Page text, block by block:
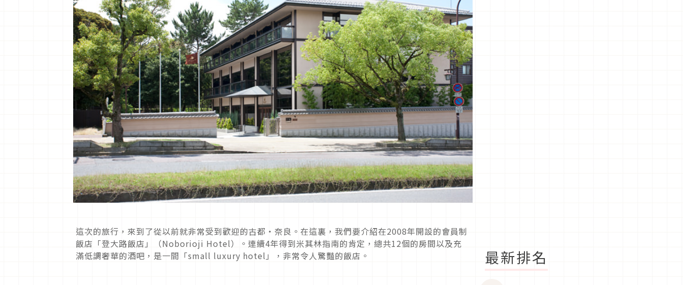
這次的旅行，來到了從以前就非常受到歡迎的古都・奈良。在這裏，我們要介紹在2008年開設的會員制
飯店「登大路飯店」（Noborioji Hotel）。連續4年得到米其林指南的肯定，總共12個的房間以及充
滿低調奢華的酒吧，是一間「small luxury hotel」，非常令人驚豔的飯店。
最新排名